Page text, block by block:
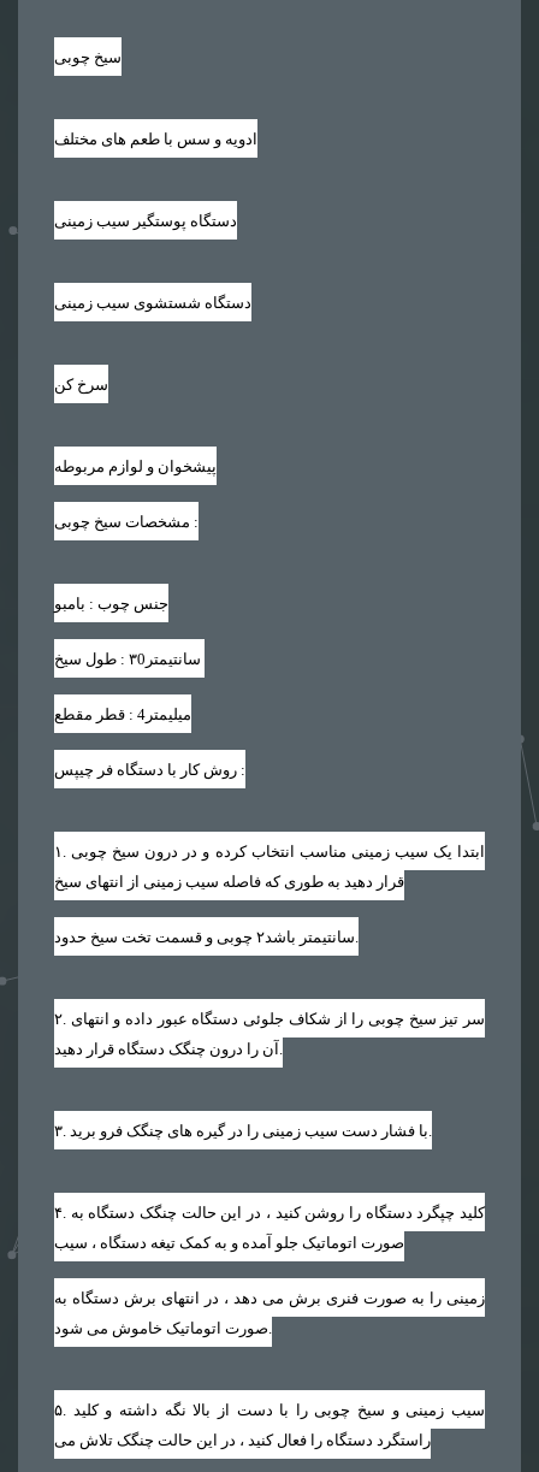
سیخ چوبی
ادویه و سس با طعم های مختلف
دستگاه پوستگیر سیب زمینی
دستگاه شستشوی سیب زمینی
سرخ کن
پیشخوان و لوازم مربوطه
مشخصات سیخ چوبی :
جنس چوب : بامبو
طول سیخ : ۳0 سانتیمتر
قطر مقطع : 4 میلیمتر
روش کار با دستگاه فر چیپس :
۱ . ابتدا یک سیب زمینی مناسب انتخاب کرده و در درون سیخ چوبی
قرار دهید به طوری که فاصله سیب زمینی از انتهای سیخ
۲سانتیمتر باشد.
۲. سر تیز سیخ چوبی را از شکاف جلوئی دستگاه عبور داده و انتهای
آن را درون چنگک دستگاه قرار دهید.
۳ . با فشار دست سیب زمینی را در گیره های چنگک فرو برید.
۴. کلید چپگرد دستگاه را روشن کنید ، در این حالت چنگک دستگاه به
صورت اتوماتیک جلو آمده و به کمک تیغه دستگاه ، سیب
زمینی را به صورت فنری برش می دهد ، در انتهای برش دستگاه به
صورت اتوماتیک خاموش می شود.
۵. سیب زمینی و سیخ چوبی را با دست از بالا نگه داشته و کلید
راستگرد دستگاه را فعال کنید ، در این حالت چنگک تلاش می